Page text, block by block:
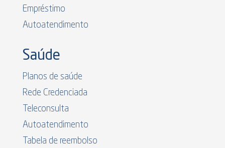
Empréstimo
Autoatendimento
Saúde
Planos de saúde
Rede Credenciada
Teleconsulta
Autoatendimento
Tabela de reembolso